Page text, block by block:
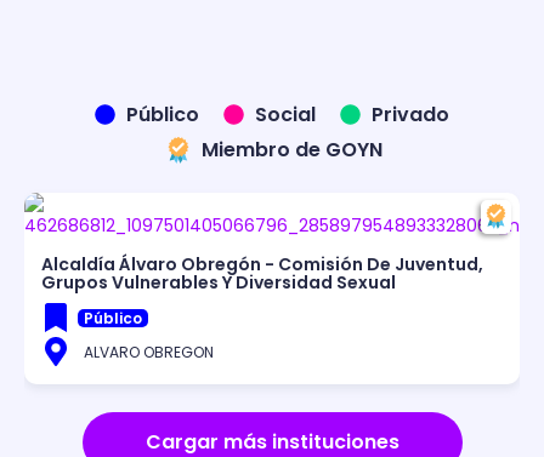
Público Social
Privado
Miembro de GOYN
Alcaldía Álvaro Obregón - Comisión De Juventud,
Grupos Vulnerables Y Diversidad Sexual
Público
ALVARO OBREGON
Cargar más instituciones